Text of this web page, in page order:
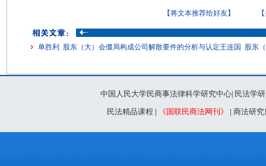
【将文本推荐给好友】
单胜利 股东（大）会僵局构成公司解散要件的分析与认定王连国 股东
中国人民大学民商事法律科学研究中心| 民法学
民法精品课程 | 《国联民商法网刊》 | 商法研究